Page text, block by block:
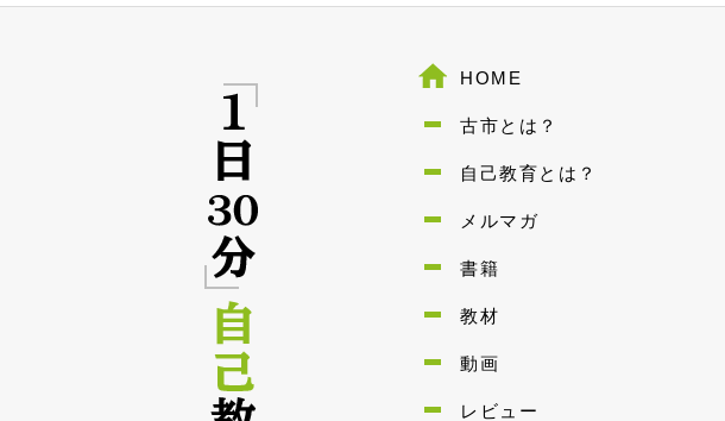
HOME
古市とは？
自己教育とは？
メルマガ
書籍
教材
動画
レビュー